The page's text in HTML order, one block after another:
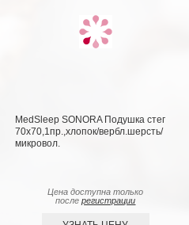
MedSleep SONORA Подушка стег
70х70,1пр.,хлопок/вербл.шерсть/
микровол.
Цена доступна только
послерегистрации